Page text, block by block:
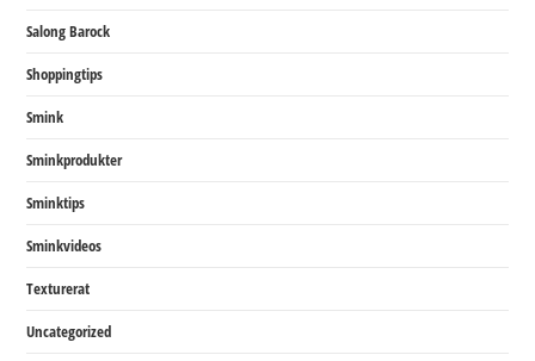
Salong Barock
Shoppingtips
Smink
Sminkprodukter
Sminktips
Sminkvideos
Texturerat
Uncategorized